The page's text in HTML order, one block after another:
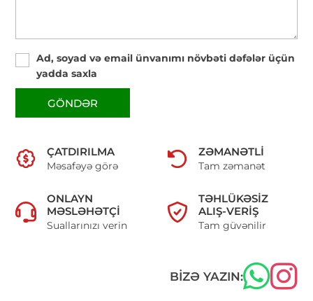
Ad, soyad və email ünvanımı növbəti dəfələr üçün
yadda saxla
GÖNDƏR
ÇATDIRILMA
Məsafəyə görə
ZƏMANƏTLI
Tam zəmanət
ONLAYN
MƏSLƏHƏTÇI
Suallarınızı verin
TƏHLÜKƏSIZ
ALIŞ-VERIŞ
Tam güvənilir
BIZƏ YAZIN: